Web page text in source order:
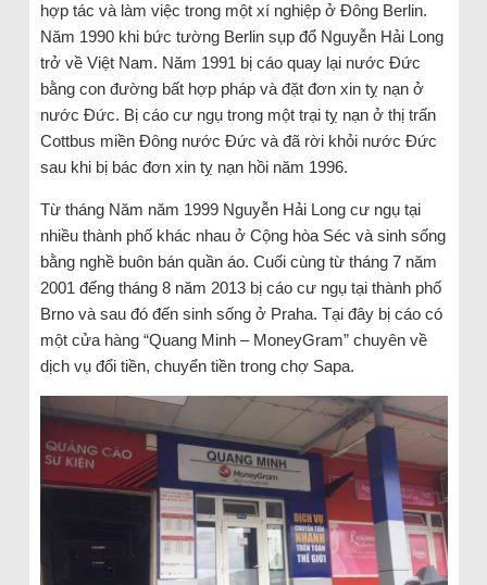
hợp tác và làm việc trong một xí nghiệp ở Đông Berlin.
Năm 1990 khi bức tường Berlin sụp đổ Nguyễn Hải Long
trở về Việt Nam. Năm 1991 bị cáo quay lại nước Đức
bằng con đường bất hợp pháp và đặt đơn xin tỵ nạn ở
nước Đức. Bị cáo cư ngụ trong một trại tỵ nạn ở thị trấn
Cottbus miền Đông nước Đức và đã rời khỏi nước Đức
sau khi bị bác đơn xin tỵ nạn hồi năm 1996.
Từ tháng Năm năm 1999 Nguyễn Hải Long cư ngụ tại
nhiều thành phố khác nhau ở Cộng hòa Séc và sinh sống
bằng nghề buôn bán quần áo. Cuối cùng từ tháng 7 năm
2001 đếng tháng 8 năm 2013 bị cáo cư ngụ tại thành phố
Brno và sau đó đến sinh sống ở Praha. Tại đây bị cáo có
một cửa hàng “Quang Minh – MoneyGram” chuyên về
dịch vụ đổi tiền, chuyển tiền trong chợ Sapa.